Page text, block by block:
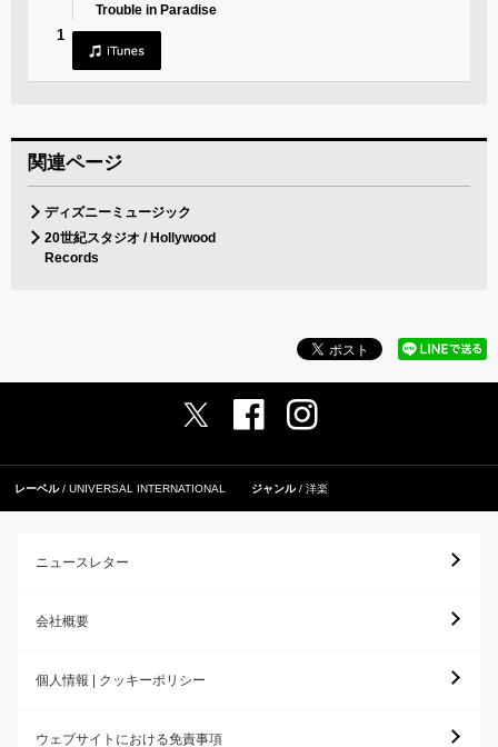
1
Trouble in Paradise
関連ページ
ディズニーミュージック
20世紀スタジオ / Hollywood
Records
レーベル UNIVERSAL INTERNATIONAL ジャンル 洋楽
ニュースレター
会社概要
個人情報 | クッキーポリシー
ウェブサイトにおける免責事項